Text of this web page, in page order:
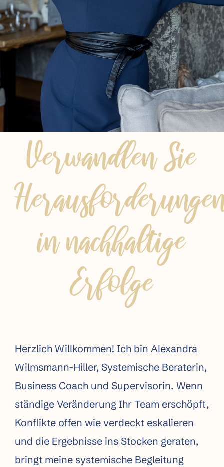
Verwandlen Sie
in nachhaltige
Erfolge
Herzlich Willkommen! Ich bin Alexandra
Wilmsmann-Hiller, Systemische Beraterin,
Business Coach und Supervisorin. Wenn
ständige Veränderung Ihr Team erschöpft,
Konflikte offen wie verdeckt eskalieren
und die Ergebnisse ins Stocken geraten,
bringt meine systemische Begleitung